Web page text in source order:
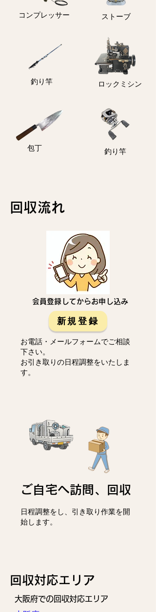
コンプレッサー ストーブ
釣り竿 ロックミシン
包丁 釣り竿
回収流れ
会員登録してからお申し込み
新規登録
お電話・メールフォームでご相談
下さい。
お引き取りの日程調整をいたしま
す。
ご自宅へ訪問、回収
日程調整をし、 引き取り作業を開
始します。
回収対応エリア
大阪府での回収対応エリア